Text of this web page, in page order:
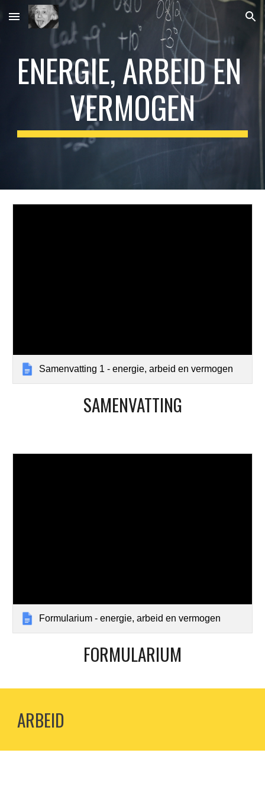
Skip to main content Skip to navigation
ENERGIE, ARBEID EN
VERMOGEN
Samenvatting 1 - energie, arbeid en vermogen
SAMENVATTING
Formularium - energie, arbeid en vermogen
FORMULARIUM
ARBEID